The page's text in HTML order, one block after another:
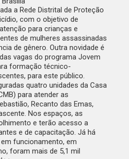
a Rede Distrital de Proteção
, com o objetivo de
para crianças e
de mulheres assassinadas
de gênero. Outra novidade é
vagas do programa Jovem
formação técnico-
para este público.
quatro unidades da Casa
para atender as
Recanto das Emas,
Nos espaços, as
e terão acesso a
e de capacitação. Já há
funcionamento, em
foram mais de 5,1 mil